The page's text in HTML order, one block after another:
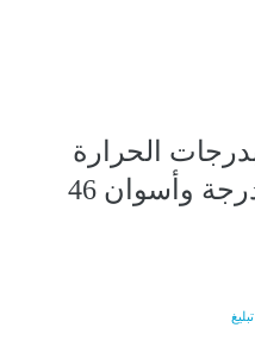
الحرارة
تبليغ